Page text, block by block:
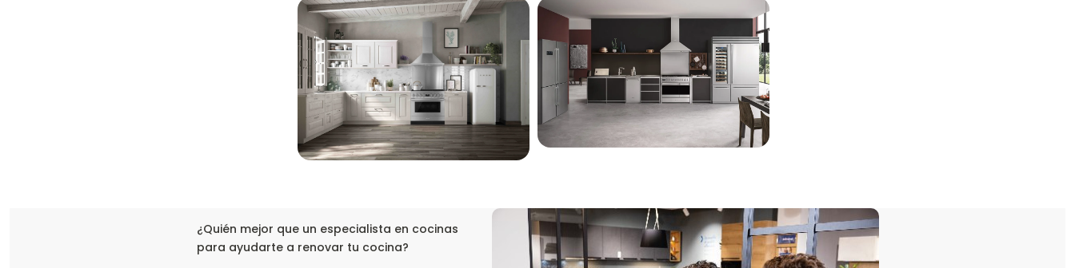
¿Quién mejor que un especialista en cocinas
para ayudarte a renovar tu cocina?